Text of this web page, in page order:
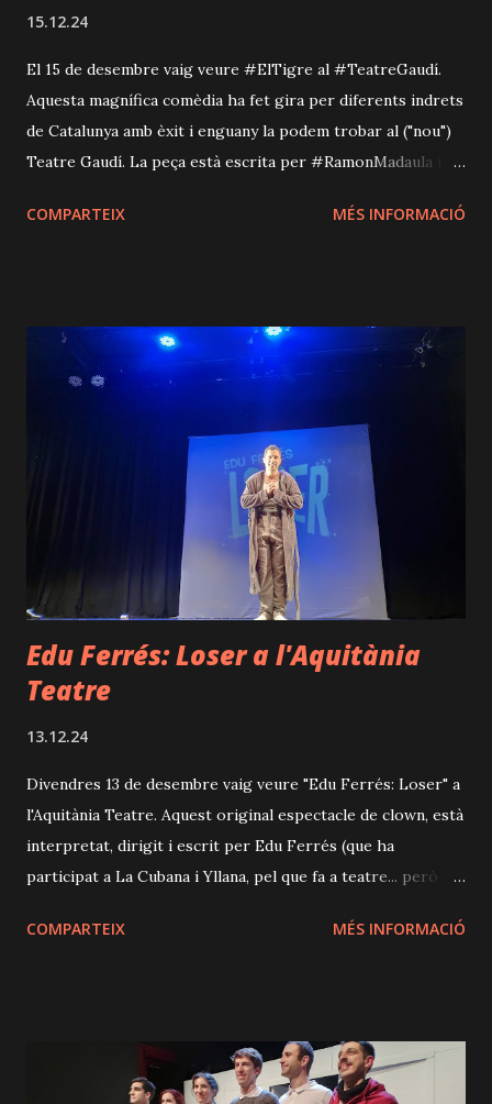
15.12.24
El 15 de desembre vaig veure #ElTigre al #TeatreGaudí.
Aquesta magnífica comèdia ha fet gira per diferents indrets
de Catalunya amb èxit i enguany la podem trobar al ("nou")
Teatre Gaudí. La peça està escrita per #RamonMadaula i es
motivacionals. De fet, segueix de prop la imposició de ser
Així trobarem a escena un d'aquests "professionals" que tot
just acaba de fer una xerrada i ha de fer una sessió
problemes personals: arribar a fi de mes, suportar una
parella que la traeix amb una altra persona... ¿Serà capaç el
"coach" de capgirar l'estat anímic de la fotògrafa?
¿Aconseguiran dur a terme la sessió fotogràfica amb un
bon resultat? ¿Què en sortirà de tot pl...
COMPARTEIX MÉS INFORMACIÓ
Edu Ferrés: Loser a l'Aquitània
Teatre
13.12.24
Divendres 13 de desembre vaig veure "Edu Ferrés: Loser" a
l'Aquitània Teatre. Aquest original espectacle de clown, està
interpretat, dirigit i escrit per Edu Ferrés (que ha
participat a La Cubana i Yllana, pel que fa a teatre... però
televisió). La història, molt ben estructurada, segueix la vida
dels punts forts de la peça és el fet que aconsegueix
mantenir l'atenció de l'espectador, de manera
COMPARTEIX MÉS INFORMACIÓ